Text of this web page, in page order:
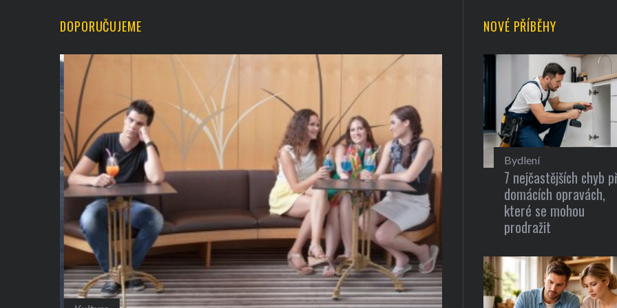
DOPORUČUJEME NOVÉ PŘÍBĚHY
Bydlení
7 nejčastějších chyb
domácích opravách,
které se mohou
prodražit